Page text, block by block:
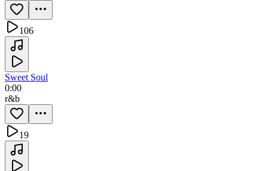
106
Sweet Soul
0:00
r&b
19